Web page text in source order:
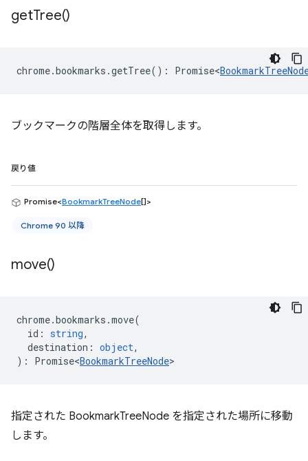
getTree()
chrome.bookmarks .getTree() : Promise<
ブックマークの階層全体を取得します。
戻り値
Promise<BookmarkTreeNode[]>
Chrome 90 以降
move()
chrome.bookmarks .move(
id : string,
destination : object,
) : Promise<BookmarkTreeNode>
指定された BookmarkTreeNode を指定された場所に移動
します。